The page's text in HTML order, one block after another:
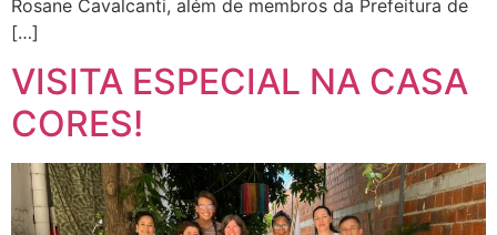
Rosane Cavalcanti, além de membros da Prefeitura de
[…]
VISITA ESPECIAL NA CASA
CORES!